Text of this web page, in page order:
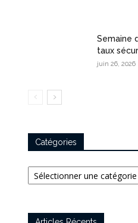
Semaine
taux
juin 26, 2026
Catégories
Catégories